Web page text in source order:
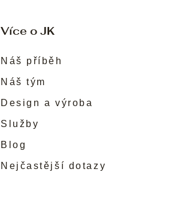
Více o JK
Náš příběh
Náš tým
Design a výroba
Služby
Blog
Nejčastější dotazy